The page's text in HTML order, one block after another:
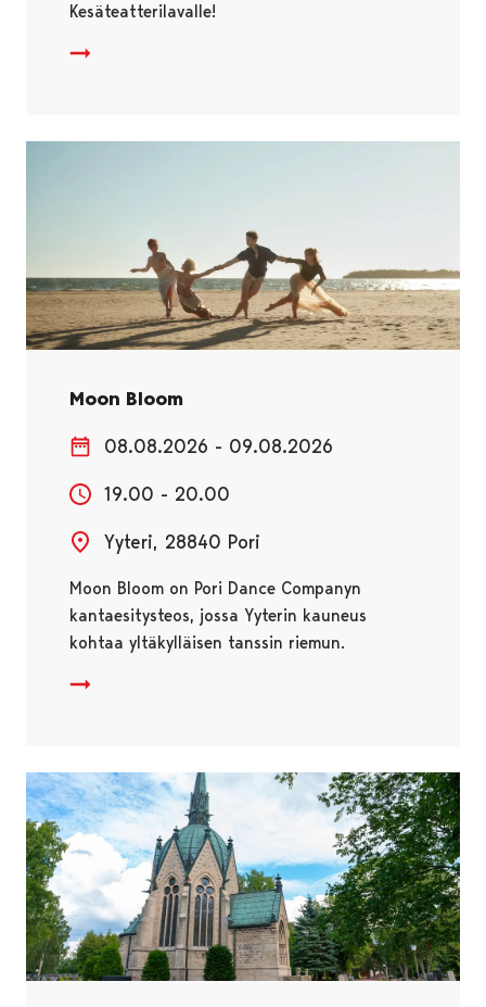
Kesäteatterilavalle!
Moon Bloom
08.08.2026 - 09.08.2026
19.00 - 20.00
Yyteri, 28840 Pori
Moon Bloom on Pori Dance Companyn
kantaesitysteos, jossa Yyterin kauneus
kohtaa yltäkylläisen tanssin riemun.